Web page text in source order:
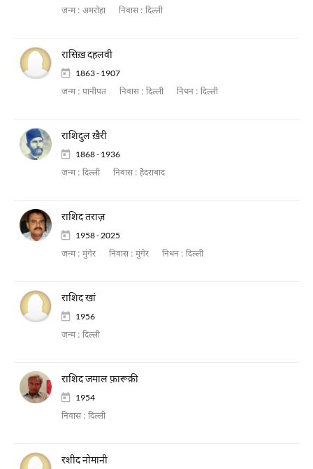
जन्म : अमरोहा निवास : दिल्ली
रासिख़ दहलवी
1863 - 1907
जन्म : पानीपत निवास : दिल्ली निधन : दिल्ली
राशिदुल ख़ैरी
1868 - 1936
जन्म : दिल्ली निवास : हैदराबाद
राशिद तराज़
1958 - 2025
जन्म : मुंगेर निवास : मुंगेर निधन : दिल्ली
राशिद खां
1956
जन्म : दिल्ली
राशिद जमाल फ़ारूक़ी
1954
निवास : दिल्ली
रशीद नोमानी